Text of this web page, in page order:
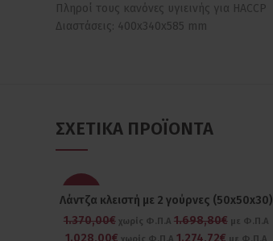
Πληροί τους κανόνες υγιεινής για HACCP
Διαστάσεις: 400x340x585 mm
ΣΧΕΤΙΚΆ ΠΡΟΪΌΝΤΑ
-25%
Λάντζα κλειστή με 2 γούρνες (50x50x30)
1.370,00€χωρίς Φ.Π.Α 1.698,80€με Φ.Π.Α
1.028,00€ χωρίς Φ.Π.Α 1.274,72€ με Φ.Π.Α